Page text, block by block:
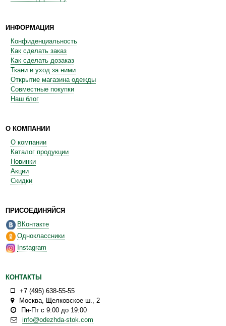
ИНФОРМАЦИЯ
Конфиденциальность
Как сделать заказ
Как сделать дозаказ
Ткани и уход за ними
Открытие магазина одежды
Совместные покупки
Наш блог
О КОМПАНИИ
О компании
Каталог продукции
Новинки
Акции
Скидки
ПРИСОЕДИНЯЙСЯ
ВКонтакте
Одноклассники
Instagram
КОНТАКТЫ
+7 (495) 638-55-55
Москва, Щелковское ш., 2
Пн-Пт с 9:00 до 19:00
info@odezhda-stok.com